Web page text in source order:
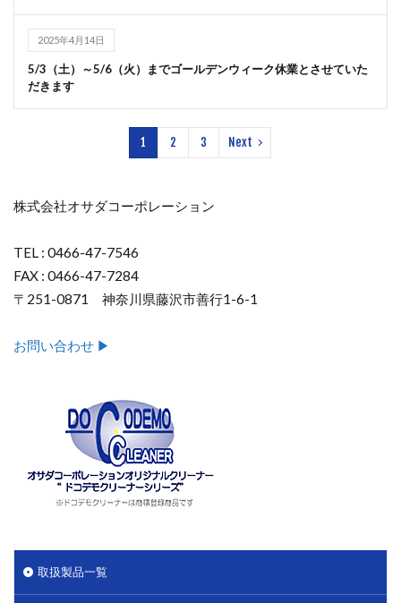
2025年4月14日
5/3（土）～5/6（火）までゴールデンウィーク休業とさせていた
だきます
1 2 3 Next
株式会社オサダコーポレーション
TEL : 0466-47-7546
FAX : 0466-47-7284
〒251-0871 神奈川県藤沢市善行1-6-1
お問い合わせ ▶︎
取扱製品一覧